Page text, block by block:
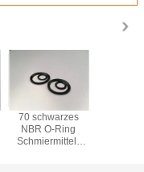
70 schwarzes
NBR O-Ring
Schmiermittel-